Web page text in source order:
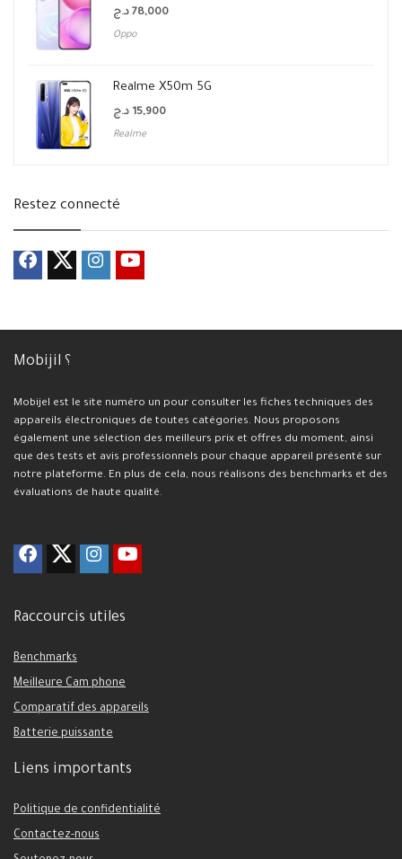
78,000 د.ج
Oppo
Realme X50m 5G
15,900 د.ج
Realme
Restez connecté
Mobijil ؟
Mobijel est le site numéro un pour consulter les fiches techniques des
appareils électroniques de toutes catégories. Nous proposons
également une sélection des meilleurs prix et offres du moment, ainsi
que des tests et avis professionnels pour chaque appareil présenté sur
notre plateforme. En plus de cela, nous réalisons des benchmarks et des
évaluations de haute qualité.
Raccourcis utiles
Benchmarks
Meilleure Cam phone
Comparatif des appareils
Batterie puissante
Liens importants
Politique de confidentialité
Contactez-nous